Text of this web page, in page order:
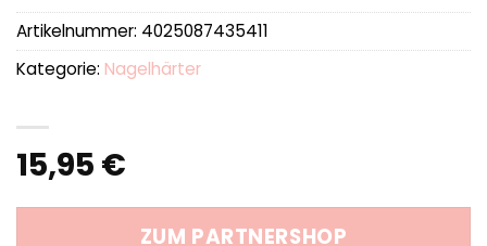
15,95 €
ZUM PARTNERSHOP
Artikelnummer: 4025087435411
Kategorie: Nagelhärter